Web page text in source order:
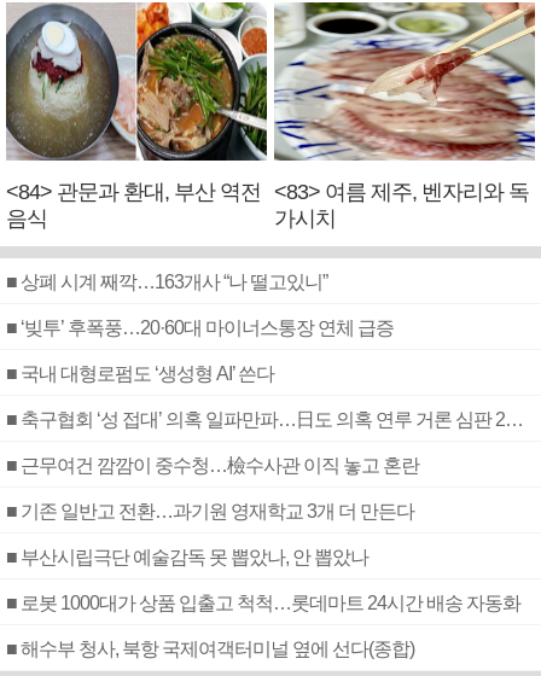
<84> 관문과 환대, 부산 역전
음식
<83> 여름 제주, 벤자리와 독
가시치
■ 상폐 시계 째깍…163개사 “나 떨고있니”
■ ‘빚투’ 후폭풍…20·60대 마이너스통장 연체 급증
■ 국내 대형로펌도 ‘생성형 AI’ 쓴다
■ 축구협회 ‘성 접대’ 의혹 일파만파…日도 의혹 연루 거론 심판 2명 조사
■ 근무여건 깜깜이 중수청…檢수사관 이직 놓고 혼란
■ 기존 일반고 전환…과기원 영재학교 3개 더 만든다
■ 부산시립극단 예술감독 못 뽑았나, 안 뽑았나
■ 로봇 1000대가 상품 입출고 척척…롯데마트 24시간 배송 자동화
■ 해수부 청사, 북항 국제여객터미널 옆에 선다(종합)